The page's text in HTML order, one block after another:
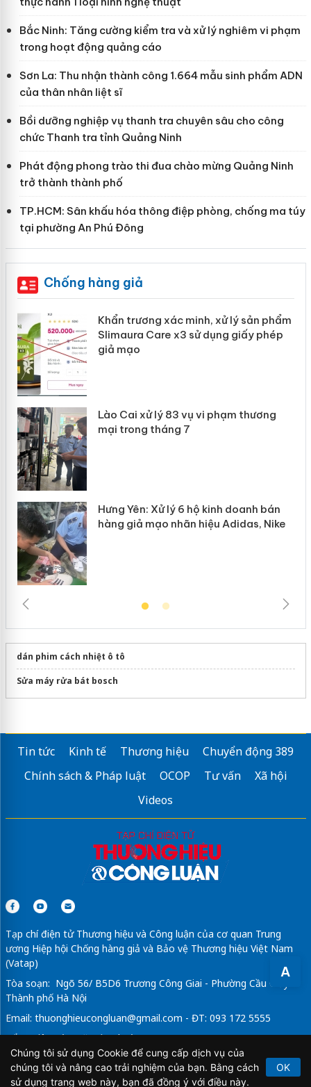
A
Bắc Ninh: Tăng cường kiểm tra và xử lý nghiêm vi phạm
trong hoạt động quảng cáo
Sơn La: Thu nhận thành công 1.664 mẫu sinh phẩm ADN
của thân nhân liệt sĩ
Bồi dưỡng nghiệp vụ thanh tra chuyên sâu cho công
chức Thanh tra tỉnh Quảng Ninh
Phát động phong trào thi đua chào mừng Quảng Ninh
trở thành thành phố
TP.HCM: Sân khấu hóa thông điệp phòng, chống ma túy
tại phường An Phú Đông
Chống hàng giả
Khẩn trương xác minh, xử lý sản phẩm
Slimaura Care x3 sử dụng giấy phép
giả mạo
Lào Cai xử lý 83 vụ vi phạm thương
mại trong tháng 7
Hưng Yên: Xử lý 6 hộ kinh doanh bán
hàng giả mạo nhãn hiệu Adidas, Nike
dán phim cách nhiệt ô tô
Sửa máy rửa bát bosch
Tin tức Kinh tế Thương hiệu
Chuyển động 389
Chính sách & Pháp luật
OCOP Tư vấn
Xã hội
Videos
Tạp chí điện tử Thương hiệu và Công luận của cơ quan Trung
ương Hiệp hội Chống hàng giả và Bảo vệ Thương hiệu Việt Nam
(Vatap)
Tòa soạn: Ngõ 56/ B5D6 Trương Công Giai - Phường Cầu Giấy -
Thành phố Hà Nội
Email: thuonghieucongluan@gmail.com - ĐT: 093 172 5555
Tổng Biên Tập: Vũ Đức Thuận
Giấy phép hoạt động báo chí điện tử số 64/GP-BTTTT do Bộ
Thông tin và Truyền thông cấp ngày 21/2/2020.
Chúng tôi sử dụng Cookie để cung cấp dịch vụ của
chúng tôi và nâng cao trải nghiệm của bạn. Bằng cách
sử dụng trang web này, bạn đã đồng ý với điều này.
OK